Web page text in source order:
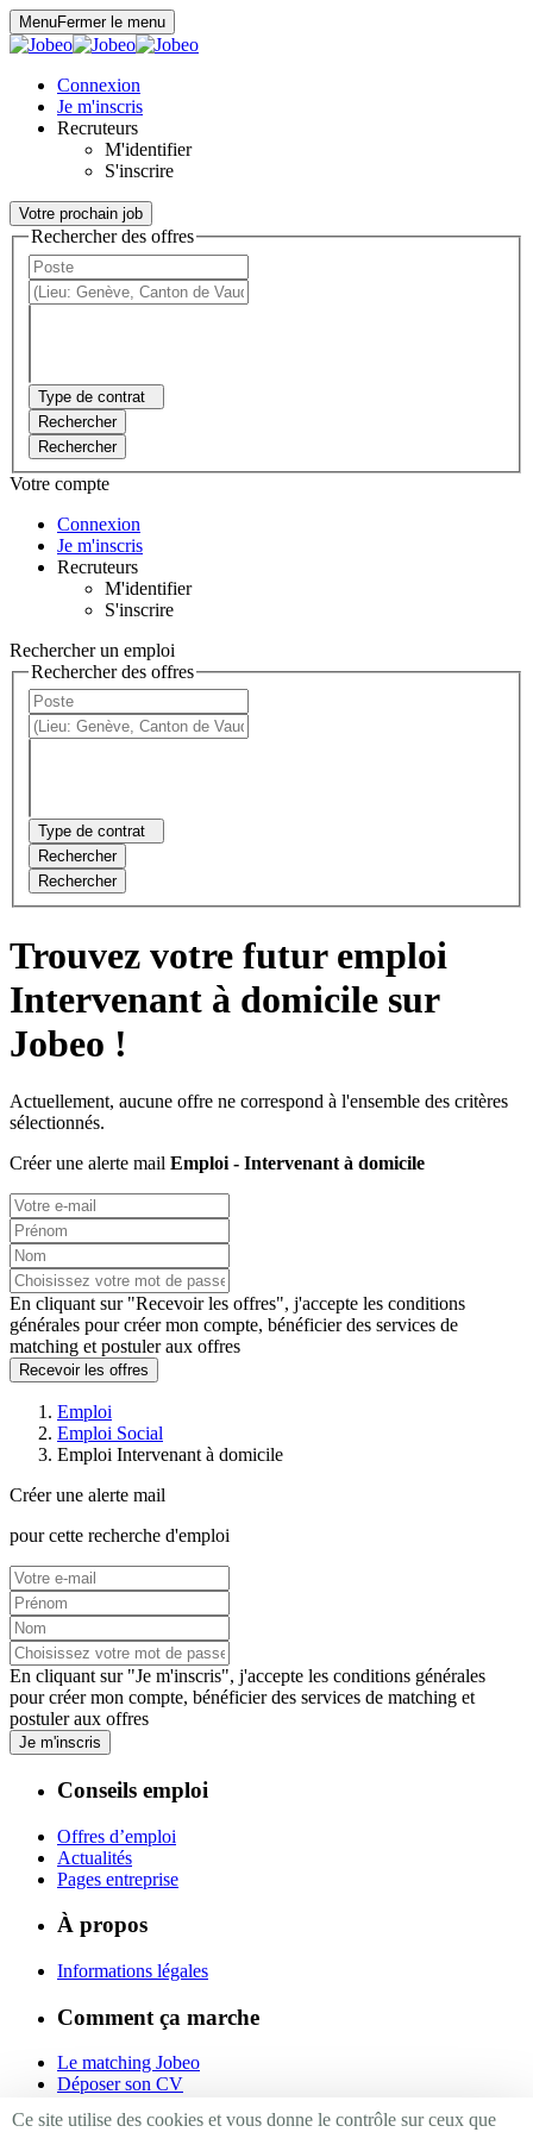
MenuFermer le menu
Connexion
Je m'inscris
Recruteurs
M'identifier
S'inscrire
Votre prochain job
Rechercher des offres
Type de contrat
Rechercher
Rechercher
Votre compte
Connexion
Je m'inscris
Recruteurs
M'identifier
S'inscrire
Rechercher un emploi
Rechercher des offres
Type de contrat
Rechercher
Rechercher
Trouvez votre futur emploi
Intervenant à domicile sur
Jobeo !
Actuellement, aucune offre ne correspond à l'ensemble des critères
sélectionnés.
Créer une alerte mail Emploi - Intervenant à domicile
En cliquant sur "Recevoir les offres", j'accepte les conditions
générales pour créer mon compte, bénéficier des services de
matching et postuler aux offres
Recevoir les offres
Emploi
Emploi Social
Emploi Intervenant à domicile
Créer une alerte mail
pour cette recherche d'emploi
En cliquant sur "Je m'inscris", j'accepte les conditions générales
pour créer mon compte, bénéficier des services de matching et
postuler aux offres
Je m'inscris
Conseils emploi
Offres d’emploi
Actualités
Pages entreprise
À propos
Informations légales
Comment ça marche
Le matching Jobeo
Déposer son CV
Panneau de gestion des cookies
Ce site utilise des cookies et vous donne le contrôle sur ceux que